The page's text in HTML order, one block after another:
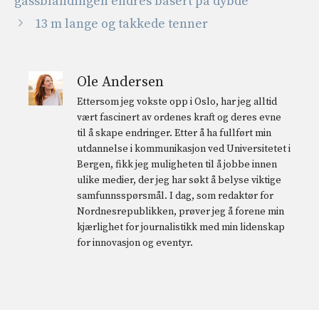
13 m lange og takkede tenner
Ole Andersen
Ettersom jeg vokste opp i Oslo, har jeg alltid
vært fascinert av ordenes kraft og deres evne
til å skape endringer. Etter å ha fullført min
utdannelse i kommunikasjon ved Universitetet i
Bergen, fikk jeg muligheten til å jobbe innen
ulike medier, der jeg har søkt å belyse viktige
samfunnsspørsmål. I dag, som redaktør for
Nordnesrepublikken, prøver jeg å forene min
kjærlighet for journalistikk med min lidenskap
for innovasjon og eventyr.